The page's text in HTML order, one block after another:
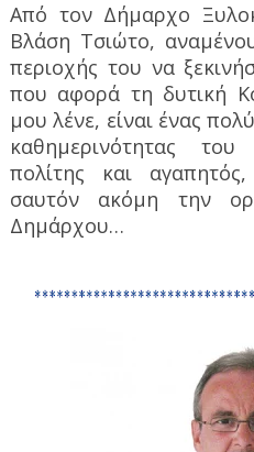
Από τον Δήμαρχο
Βλάση Τσιώτο,
περιοχής του να
που αφορά τη δυτική
μου λένε, είναι ένας
καθημερινότητας
πολίτης και
σαυτόν ακόμη την
Δημάρχου…